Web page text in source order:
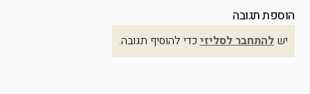
הוספת תגובה
ישלהתחבר לסליזיכדי להוסיף תגובה.